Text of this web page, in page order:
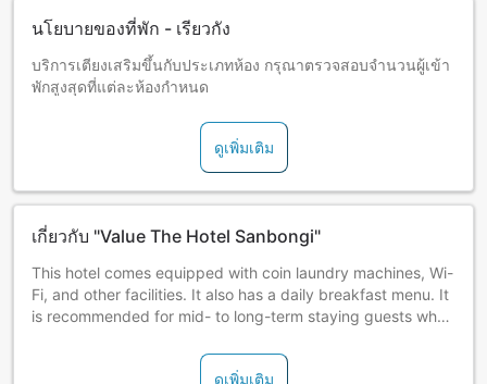
นโยบายของที่พัก - เรียวกัง
บริการเตียงเสริมขึ้นกับประเภทห้อง กรุณาตรวจสอบจำนวนผู้เข้า
พักสูงสุดที่แต่ละห้องกำหนด
ดูเพิ่มเติม
เกี่ยวกับ "Value The Hotel Sanbongi"
This hotel comes equipped with coin laundry machines, Wi-
Fi, and other facilities. It also has a daily breakfast menu. It
is recommended for mid- to long-term staying guests who
ดูเพิ่มเติม